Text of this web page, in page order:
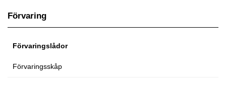
Förvaring
Förvaringslådor
Förvaringsskåp